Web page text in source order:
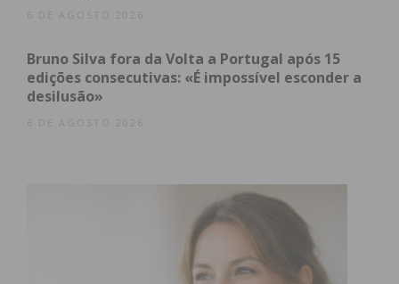
cruzamento de dados em tempo
real
anatomo-patológica, essencial para confirmar ou
excluir a presença de células malignas. A grande
inovação desta nova abordagem reside na
tecnologia de fusão de imagem.
6 DE AGOSTO 2026
Bruno Silva fora da Volta a Portugal após 15
edições consecutivas: «É impossível esconder a
desilusão»
6 DE AGOSTO 2026